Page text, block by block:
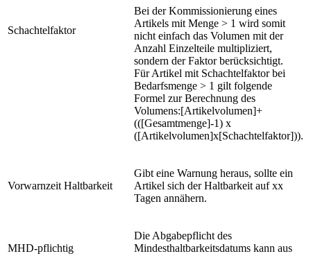
Schachtelfaktor
Bei der Kommissionierung eines
Artikels mit Menge > 1 wird somit
nicht einfach das Volumen mit der
Anzahl Einzelteile multipliziert,
sondern der Faktor berücksichtigt.
Für Artikel mit Schachtelfaktor bei
Bedarfsmenge > 1 gilt folgende
Formel zur Berechnung des
Volumens:[Artikelvolumen]+
(([Gesamtmenge]-1) x
([Artikelvolumen]x[Schachtelfaktor])).
Vorwarnzeit Haltbarkeit
Gibt eine Warnung heraus, sollte ein
Artikel sich der Haltbarkeit auf xx
Tagen annähern.
MHD-pflichtig
Die Abgabepflicht des
Mindesthaltbarkeitsdatums kann aus